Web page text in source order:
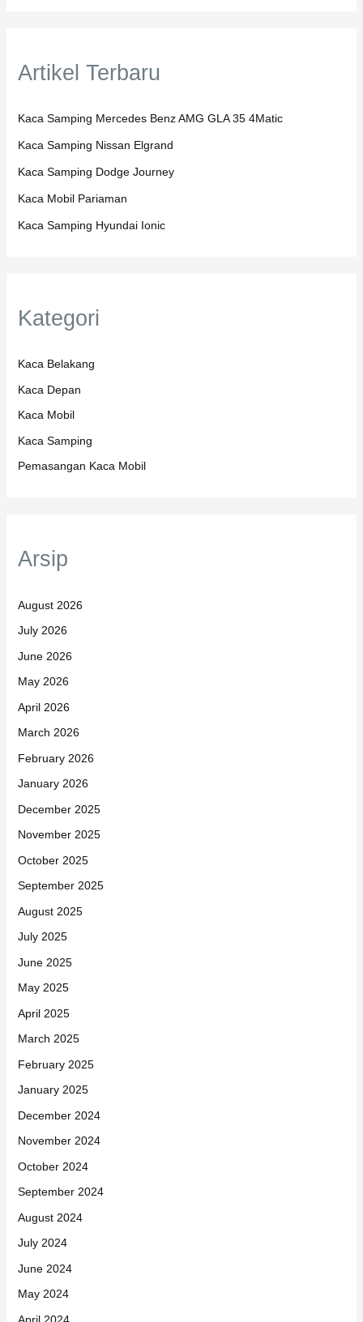
Artikel Terbaru
Kaca Samping Mercedes Benz AMG GLA 35 4Matic
Kaca Samping Nissan Elgrand
Kaca Samping Dodge Journey
Kaca Mobil Pariaman
Kaca Samping Hyundai Ionic
Kategori
Kaca Belakang
Kaca Depan
Kaca Mobil
Kaca Samping
Pemasangan Kaca Mobil
Arsip
August 2026
July 2026
June 2026
May 2026
April 2026
March 2026
February 2026
January 2026
December 2025
November 2025
October 2025
September 2025
August 2025
July 2025
June 2025
May 2025
April 2025
March 2025
February 2025
January 2025
December 2024
November 2024
October 2024
September 2024
August 2024
July 2024
June 2024
May 2024
April 2024